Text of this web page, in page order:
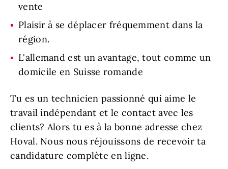
vente
Plaisir à se déplacer fréquemment dans la
région.
L'allemand est un avantage, tout comme un
domicile en Suisse romande
Tu es un technicien passionné qui aime le
travail indépendant et le contact avec les
clients? Alors tu es à la bonne adresse chez
Hoval. Nous nous réjouissons de recevoir ta
candidature complète en ligne.